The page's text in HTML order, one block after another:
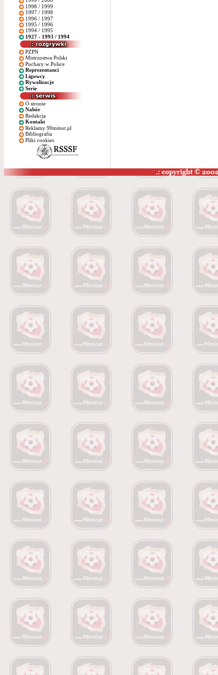
1998 / 1999
1997 / 1998
1996 / 1997
1995 / 1996
1994 / 1995
1927 - 1993 / 1994
PZPN
Mistrzostwa Polski
Puchary w Polsce
Reprezentanci
Ligowcy
Rywalizacje
Serie
O stronie
Nabór
Redakcja
Kontakt
Reklamy 90minut.pl
Bibliografia
Pliki cookies